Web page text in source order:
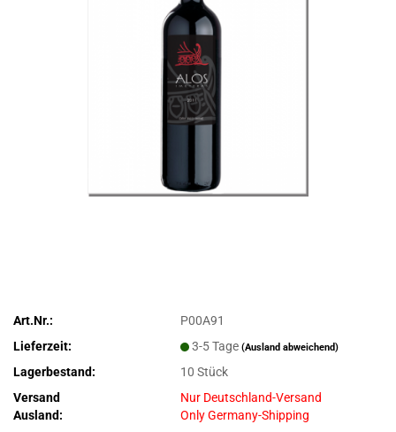
Art.Nr.:
P00A91
Lieferzeit:
3-5 Tage(Ausland abweichend)
Lagerbestand: 10Stück
Versand
Ausland:
Nur Deutschland-Versand
Only Germany-Shipping